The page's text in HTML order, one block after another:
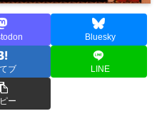
Bluesky
ブ LINE
ー